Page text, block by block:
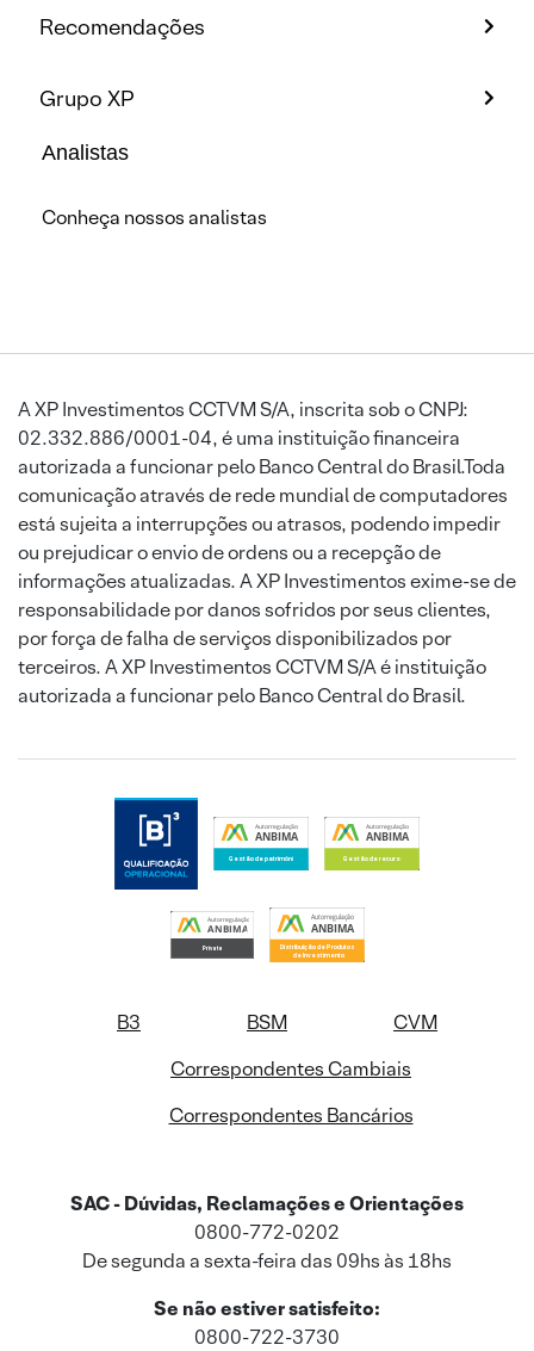
Recomendações
Grupo XP
Analistas
Conheça nossos analistas
A XP Investimentos CCTVM S/A, inscrita sob o CNPJ:
02.332.886/0001-04, é uma instituição financeira
autorizada a funcionar pelo Banco Central do Brasil.Toda
comunicação através de rede mundial de computadores
está sujeita a interrupções ou atrasos, podendo impedir
ou prejudicar o envio de ordens ou a recepção de
informações atualizadas. A XP Investimentos exime-se de
responsabilidade por danos sofridos por seus clientes,
por força de falha de serviços disponibilizados por
terceiros. A XP Investimentos CCTVM S/A é instituição
autorizada a funcionar pelo Banco Central do Brasil.
B3 BSM
CVM
Correspondentes Cambiais
Correspondentes Bancários
SAC - Dúvidas, Reclamações e Orientações
0800-772-0202
De segunda a sexta-feira das 09hs às 18hs
Se não estiver satisfeito:
0800-722-3730